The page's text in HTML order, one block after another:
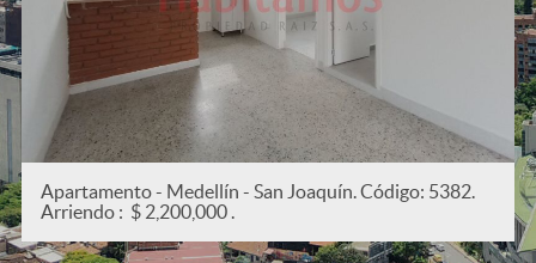
Apartamento - Medellín - San Joaquín. Código: 5382.
Arriendo : $ 2,200,000 .